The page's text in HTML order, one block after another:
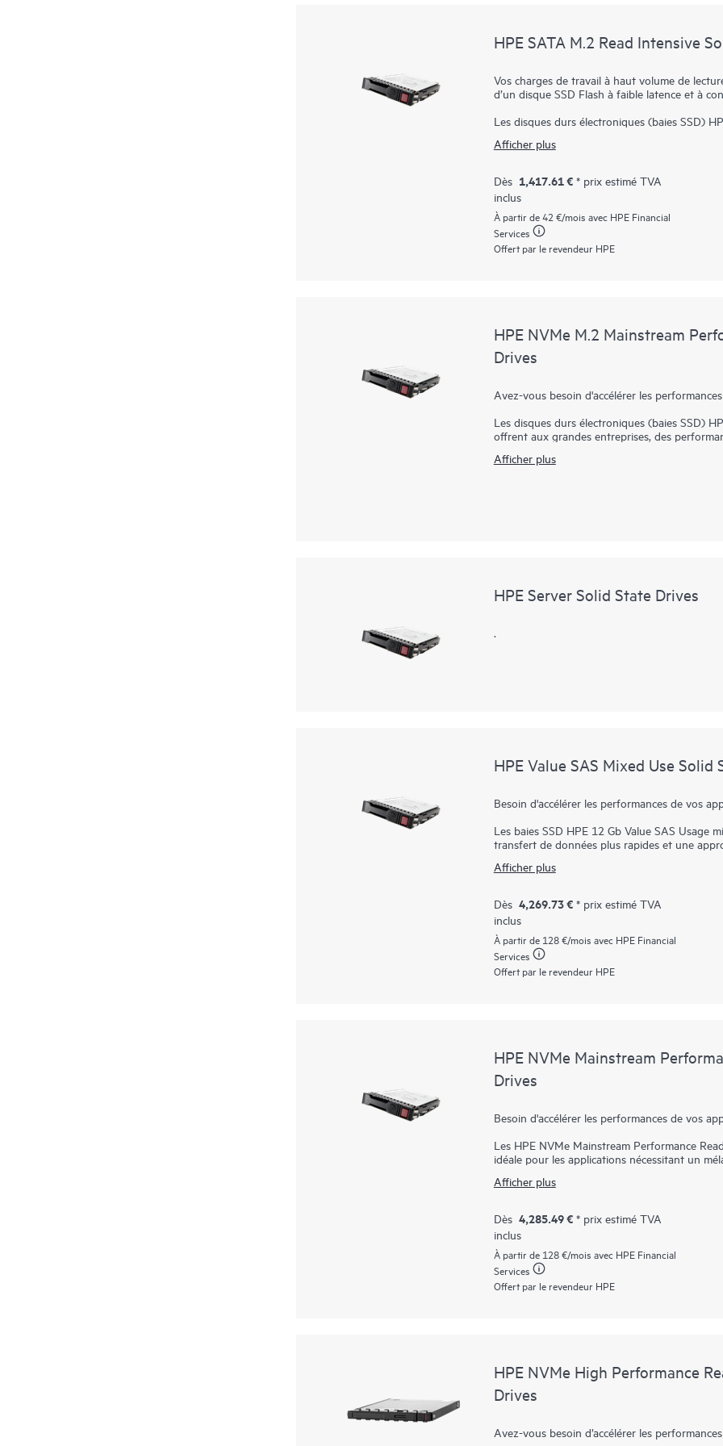
telles que l’analyse Big Data, le HPC et la
HPE SATA M.2 Read Intensive
Vos charges de travail à haut volume de
d’un disque SSD Flash à faible latence et à
Les disques durs électroniques (baies SSD)
niveau élevé de lectures, telles que le
qualification dans divers environnements,
microprogramme à signature numérique HPE
vérifiant que le microprogramme des disques
à haut volume de lecture offrent des entrées/
performances de votre datacenter, vous
latence. Avec la réduction de la
aux supports rotatifs, et réduit les coûts de
Afficher plus
Dès 1,417.61 € * prix estimé TVA
inclus
À partir de42 €/mois avec HPE Financial
Services
Offert par le revendeur HPE
HPE NVMe M.2 Mainstream
Drives
Avez-vous besoin d'accélérer les
Les disques durs électroniques (baies SSD)
offrent aux grandes entreprises, des
plus rapides pour les applications et charges
chutes. En outre, les disques durs
Afficher plus
HPE Server Solid State Drives
.
HPE Value SAS Mixed Use Solid
Besoin d'accélérer les performances de vos
Les baies SSD HPE 12 Gb Value SAS
transfert de données plus rapides et une
abordable pour les applications nécessitant
virtualisation.
Les baies SSD HPE 12 Gb Value SAS Usage
manière bidirectionnelle), offrant une plus
d'étranglement deux fois plus rapidement que
12 Gb Value SAS Usage mixte sont une
offrent des performances légèrement
disponibles à un tarif préférentiel.
Afficher plus
Dès 4,269.73 € * prix estimé TVA
inclus
À partir de 128 €/mois avec HPE Financial
Services
Offert par le revendeur HPE
HPE NVMe Mainstream
Drives
Besoin d'accélérer les performances de vos
Les HPE NVMe Mainstream Performance
idéale pour les applications nécessitant un
avec les applications par le biais du bus PCIe
Les baies SSD HPE NVMe Performance
disques de datacenter avancés,
dans une conception rentable. Comme
pour utiliser la bande passante élevée des bus
travail telles que la mémoire cache en lecture,
d'excellents rapports d'IOPS par watt et de
Afficher plus
Dès 4,285.49 € * prix estimé TVA
inclus
À partir de 128 €/mois avec HPE Financial
Services
Offert par le revendeur HPE
HPE NVMe High Performance
Drives
Avez-vous besoin d’accélérer les